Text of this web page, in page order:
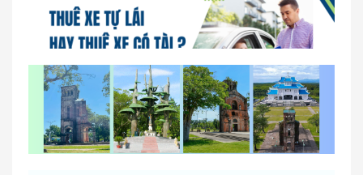
So sánh thuê xe tự lái và thuê xe có tài xế tại Huế